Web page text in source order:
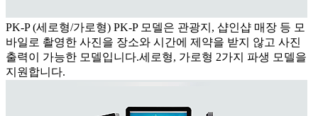
PK-P (세로형/가로형) PK-P 모델은 관광지, 샵인샵 매장 등 모
바일로 촬영한 사진을 장소와 시간에 제약을 받지 않고 사진
출력이 가능한 모델입니다.세로형, 가로형 2가지 파생 모델을
지원합니다.